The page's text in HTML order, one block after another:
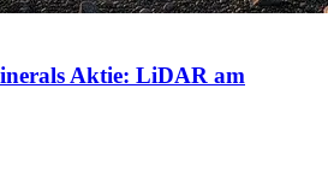
Aktie: LiDAR am